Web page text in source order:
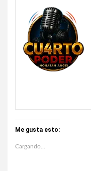
Me gusta esto:
Cargando...